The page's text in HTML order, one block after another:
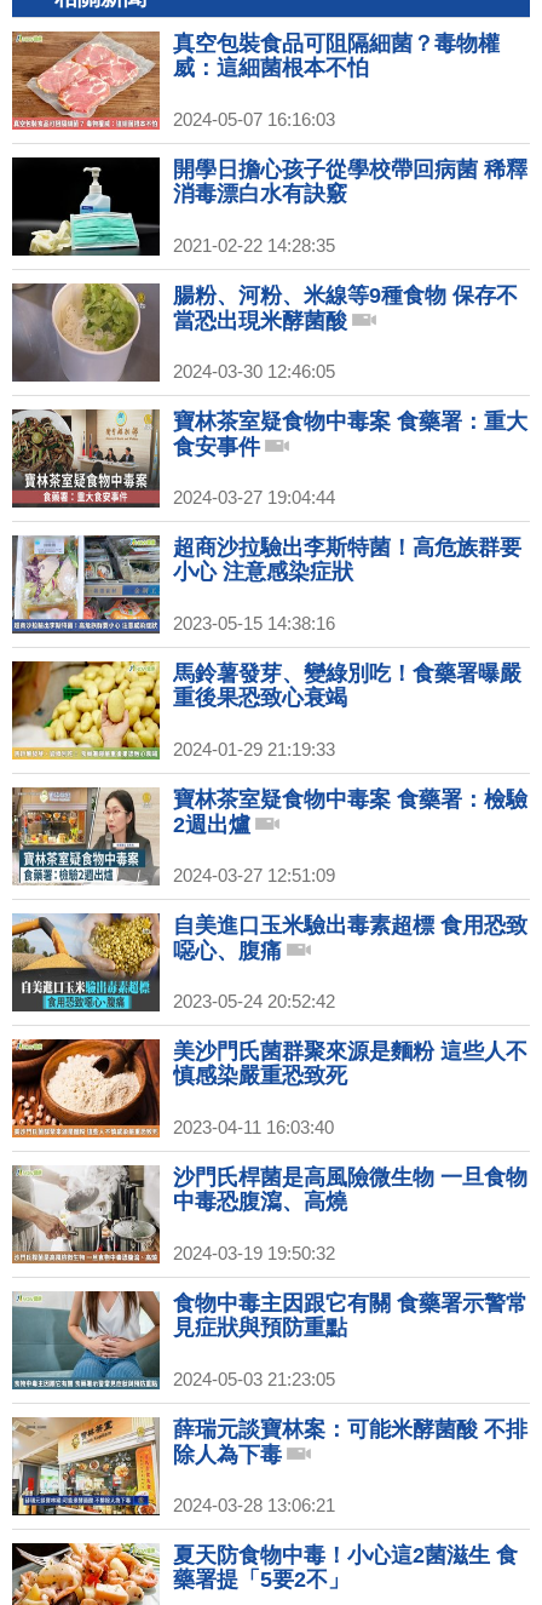
真空包裝食品可阻隔細菌？毒物權
威：這細菌根本不怕
2024-05-07 16:16:03
開學日擔心孩子從學校帶回病菌 稀釋
消毒漂白水有訣竅
2021-02-22 14:28:35
腸粉、河粉、米線等9種食物 保存不
當恐出現米酵菌酸
2024-03-30 12:46:05
寶林茶室疑食物中毒案 食藥署：重大
食安事件
2024-03-27 19:04:44
超商沙拉驗出李斯特菌！高危族群要
小心 注意感染症狀
2023-05-15 14:38:16
馬鈴薯發芽、變綠別吃！食藥署曝嚴
重後果恐致心衰竭
2024-01-29 21:19:33
寶林茶室疑食物中毒案 食藥署：檢驗
2週出爐
2024-03-27 12:51:09
自美進口玉米驗出毒素超標 食用恐致
噁心、腹痛
2023-05-24 20:52:42
美沙門氏菌群聚來源是麵粉 這些人不
慎感染嚴重恐致死
2023-04-11 16:03:40
沙門氏桿菌是高風險微生物 一旦食物
中毒恐腹瀉、高燒
2024-03-19 19:50:32
食物中毒主因跟它有關 食藥署示警常
見症狀與預防重點
2024-05-03 21:23:05
薛瑞元談寶林案：可能米酵菌酸 不排
除人為下毒
2024-03-28 13:06:21
夏天防食物中毒！小心這2菌滋生 食
藥署提「5要2不」